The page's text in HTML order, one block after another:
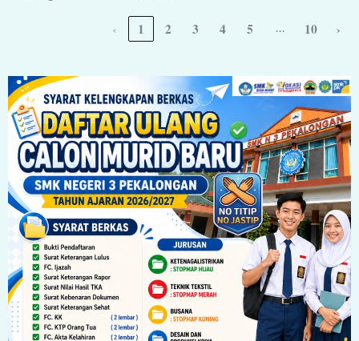
‹ 1 2 3 4 5 … 10 ›